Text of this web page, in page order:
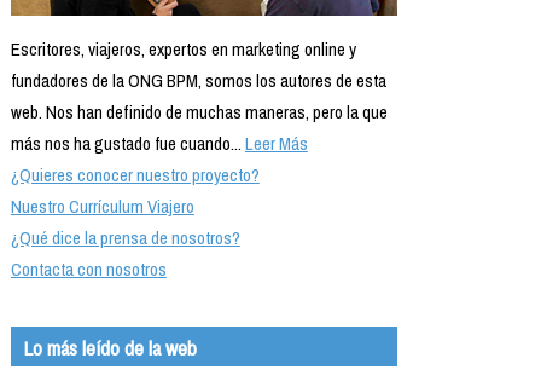
Escritores, viajeros, expertos en marketing online y
fundadores de la ONG BPM, somos los autores de esta
web. Nos han definido de muchas maneras, pero la que
más nos ha gustado fue cuando...Leer Más
¿Quieres conocer nuestro proyecto?
Nuestro Currículum Viajero
¿Qué dice la prensa de nosotros?
Contacta con nosotros
Lo más leído de la web